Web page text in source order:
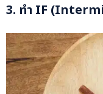
3. ทำ IF